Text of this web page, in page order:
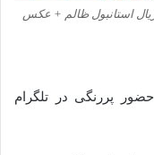
استانبول ظالم + عکس
پررنگی در تلگرام